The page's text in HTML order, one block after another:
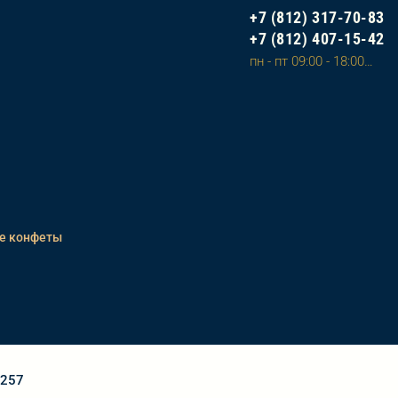
+7 (812) 317-70-83
+7 (812) 407-15-42
пн - пт 09:00 - 18:00, сб - вс 10:00 - 20:00 (сделать заказ на сайте и оплатить можно в любое время)
конфеты